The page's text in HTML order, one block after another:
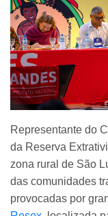
Representante do
da Reserva
zona rural de São
das comunidades
provocadas por